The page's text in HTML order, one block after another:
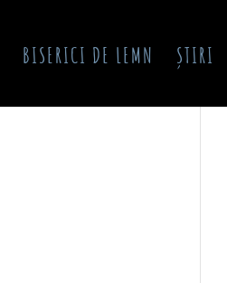
BISERICI DE LEMN ȘTIRI